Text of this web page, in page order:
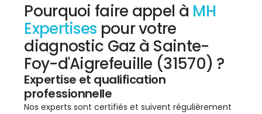
Pourquoi faire appel à MH
Expertises pour votre
diagnostic Gaz à Sainte-
Foy-d'Aigrefeuille (31570) ?
Expertise et qualification
professionnelle
Nos experts sont certifiés et suivent régulièrement